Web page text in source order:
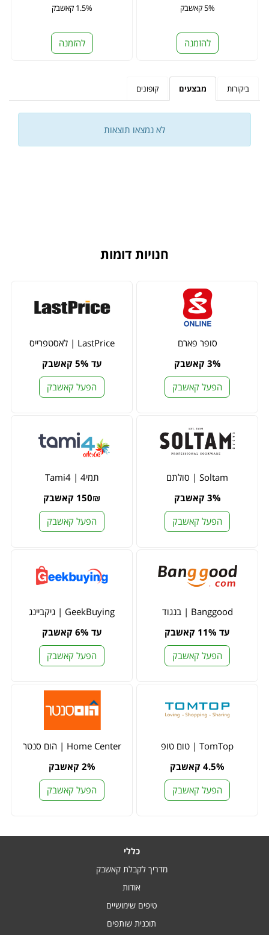
5% קאשבק
להזמנה
1.5% קאשבק
להזמנה
ביקורות מבצעים קופונים
לא נמצאו תוצאות
חנויות דומות
סופר פארם
3% קאשבק
הפעל קאשבק
LastPrice | לאסטפרייס
עד 5% קאשבק
הפעל קאשבק
Soltam | סולתם
3% קאשבק
הפעל קאשבק
תמי4 | Tami4
150₪ קאשבק
הפעל קאשבק
Banggood | בנגוד
עד 11% קאשבק
הפעל קאשבק
GeekBuying | גיקביינג
עד 6% קאשבק
הפעל קאשבק
TomTop | טום טופ
4.5% קאשבק
הפעל קאשבק
Home Center | הום סנטר
2% קאשבק
הפעל קאשבק
כללי
מדריך לקבלת קאשבק
אודות
טיפים שימושיים
תוכנית שותפים